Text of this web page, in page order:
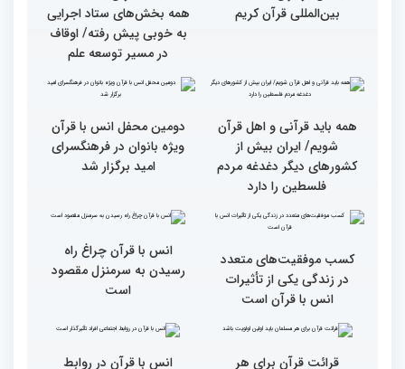
کریم از حسینیه جماران
آیات منتخب/ حاشیه های
سومین روز مسابقات قرآن
بخش برادران مسابقات
بین‌المللی قرآن کریم
مسابقات قرآن با مساعدت
همه بخش‌های ستاد اجرایی
به خوبی پیش رفته/ اوقاف
همه باید قرآنی و اهل قرآن
شویم/ ایران بیش از
کشورهای دیگر دغدغه مردم
فلسطین را دارد
دومین محفل انس با قرآن
ویژه بانوان در فرهنگسرای